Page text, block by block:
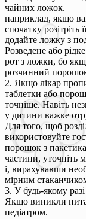
чайних ложок.
наприклад, якщо
спочатку
додайте ложку з
Розведене або
рот з ложки, бо
розчинний
2. Якщо лікар
таблетки або
точніше. Навіть
у дитини важке
Для того, щоб
використовуйте
порошок з
частини, уточніть
і, вирахувавши
мірним
3. У будь-якому
Якщо виникли
педіатром.